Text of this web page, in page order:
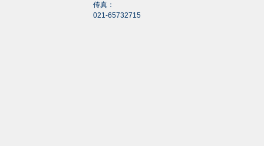
传真：
021-65732715